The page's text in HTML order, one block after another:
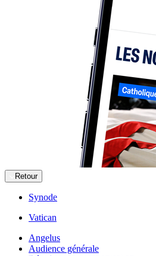
Retour
Synode
Vatican
Angelus
Audience générale